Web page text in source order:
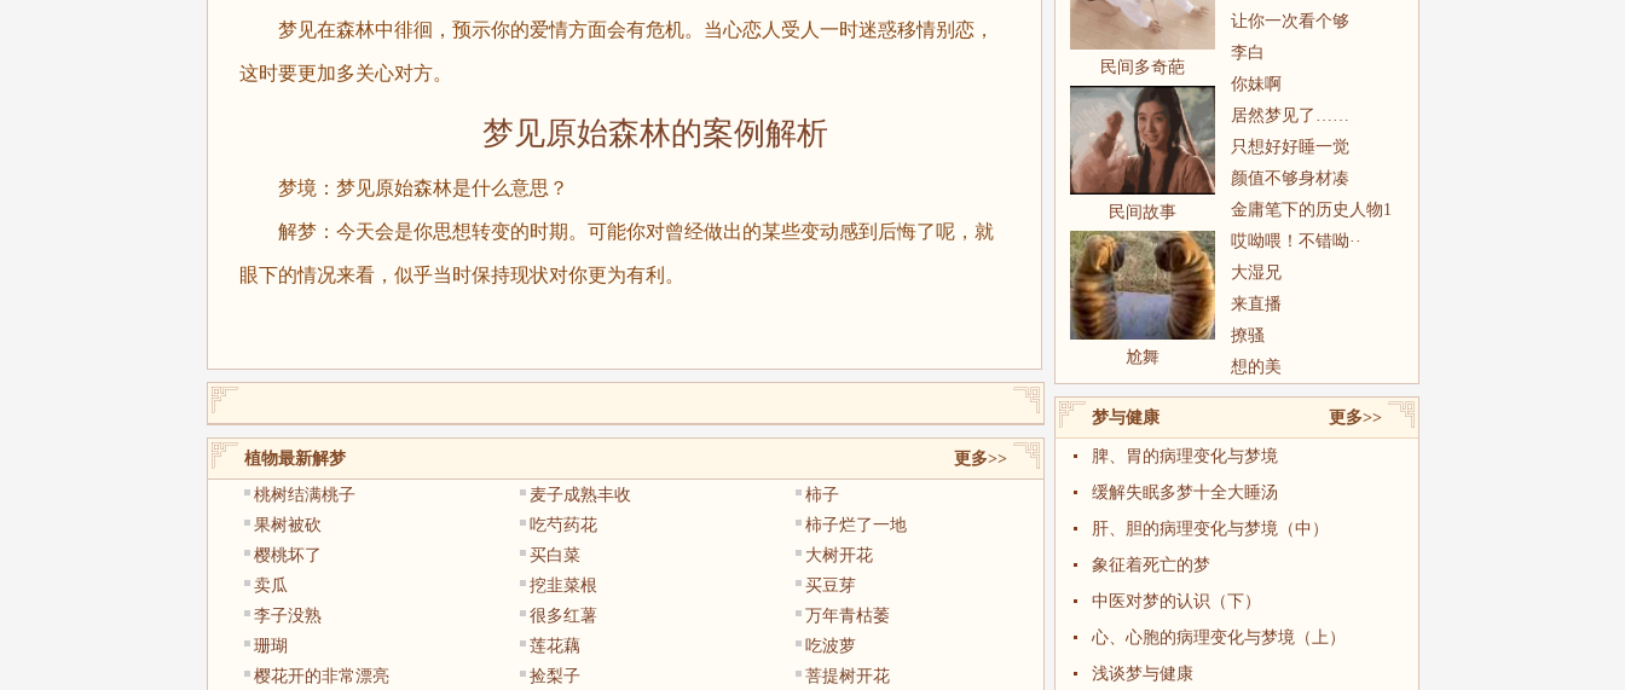
梦见在森林中徘徊，预示你的爱情方面会有危机。当心恋人受人一时迷惑移情别恋，
这时要更加多关心对方。
梦见原始森林的案例解析
梦境：梦见原始森林是什么意思？
解梦：今天会是你思想转变的时期。可能你对曾经做出的某些变动感到后悔了呢，就
眼下的情况来看，似乎当时保持现状对你更为有利。
植物最新解梦
更多>>
桃树结满桃子
麦子成熟丰收
柿子
果树被砍
吃芍药花
柿子烂了一地
樱桃坏了
买白菜
大树开花
卖瓜
挖韭菜根
买豆芽
李子没熟
很多红薯
万年青枯萎
珊瑚
莲花藕
吃波萝
樱花开的非常漂亮
捡梨子
菩提树开花
民间多奇葩
民间故事
尬舞
让你一次看个够
李白
你妹啊
居然梦见了……
只想好好睡一觉
颜值不够身材凑
金庸笔下的历史人物1
哎呦喂！不错呦··
大湿兄
来直播
撩骚
想的美
更多>>
梦与健康
脾、胃的病理变化与梦境
缓解失眠多梦十全大睡汤
肝、胆的病理变化与梦境（中）
象征着死亡的梦
中医对梦的认识（下）
心、心胞的病理变化与梦境（上）
浅谈梦与健康